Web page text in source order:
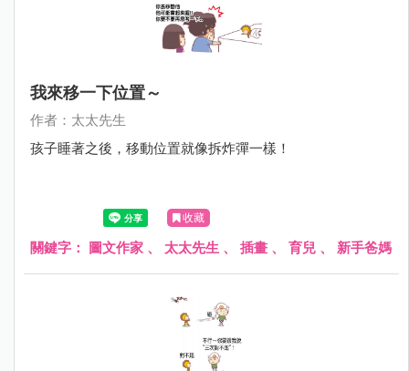
我來移一下位置～
作者：太太先生
孩子睡著之後，移動位置就像拆炸彈一樣！
收藏
關鍵字： 圖文作家 、 太太先生 、 插畫 、 育兒 、 新手爸媽